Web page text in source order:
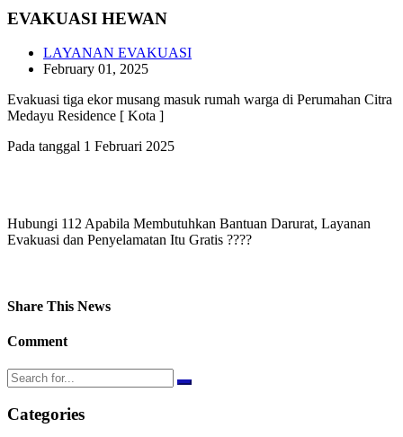
EVAKUASI HEWAN
LAYANAN EVAKUASI
February 01, 2025
Evakuasi tiga ekor musang masuk rumah warga di Perumahan Citra
Medayu Residence [ Kota ]
Pada tanggal 1 Februari 2025
Hubungi 112 Apabila Membutuhkan Bantuan Darurat, Layanan
Evakuasi dan Penyelamatan Itu Gratis ????
Share This News
Comment
Categories